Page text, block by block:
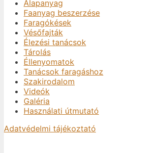
Alapanyag
Faanyag beszerzése
Faragókések
Vésőfajták
Élezési tanácsok
Tárolás
Éllenyomatok
Tanácsok faragáshoz
Szakirodalom
Videók
Galéria
Használati útmutató
Adatvédelmi tájékoztató